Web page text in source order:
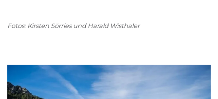
Fotos: Kirsten Sörries und Harald Wisthaler